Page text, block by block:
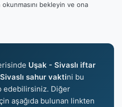
bekleyin ve ona
Uşak - Sivaslı iftar
sahur vaktini bu
edebilirsiniz. Diğer
aşağıda bulunan linkten